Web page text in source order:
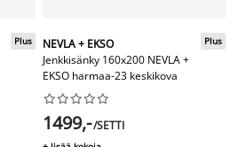
Plus
NEVLA + EKSO
Jenkkisänky 160x200 NEVLA +
EKSO harmaa-23 keskikova
Plus






1499,-/SETTI